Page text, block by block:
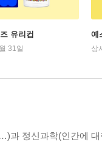
유리컵
31일
예
상
과 정신과학(인간에